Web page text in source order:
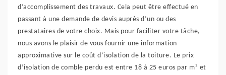
d’accomplissement des travaux. Cela peut être effectué en
passant à une demande de devis auprès d’un ou des
prestataires de votre choix. Mais pour faciliter votre tâche,
nous avons le plaisir de vous fournir une information
approximative sur le coût d’isolation de la toiture. Le prix
d’isolation de comble perdu est entre 18 à 25 euros par m² et